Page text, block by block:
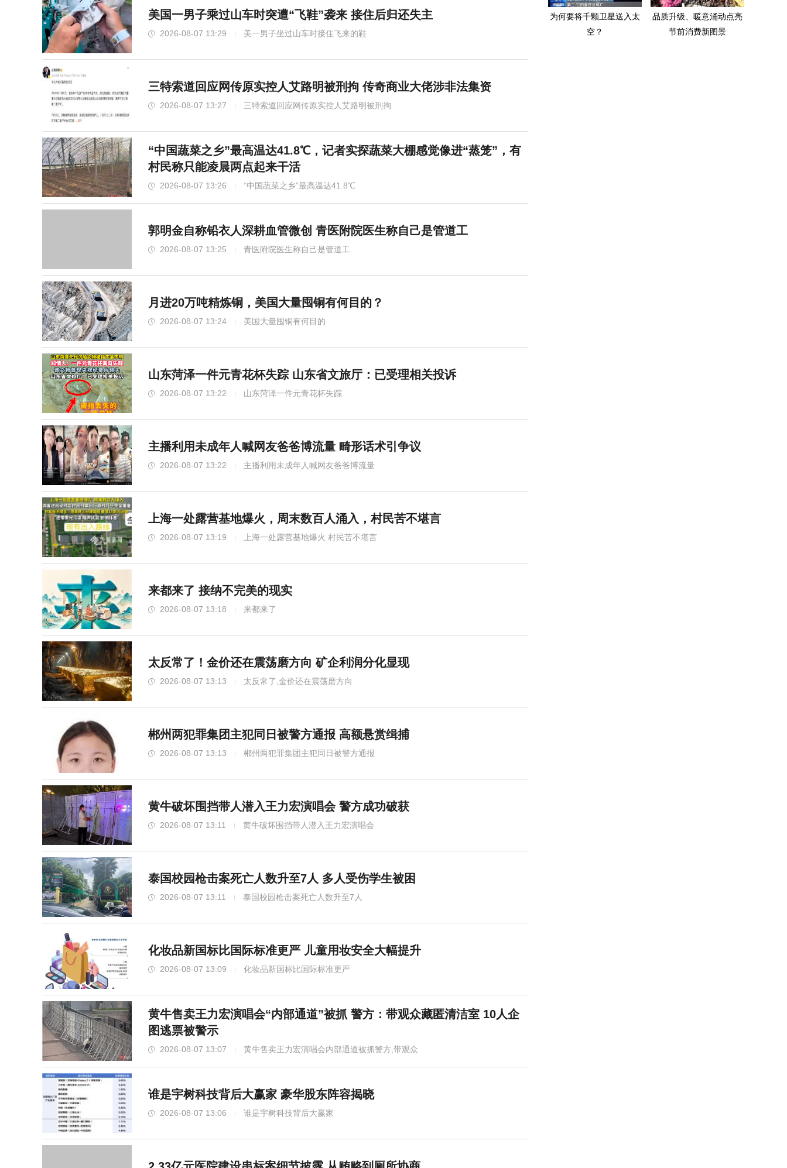
美国一男子乘过山车时突遭“飞鞋”袭来 接住后归还失主
2026-08-07 13:29 美一男子坐过山车时接住飞来的鞋
三特索道回应网传原实控人艾路明被刑拘 传奇商业大佬涉非法集资
2026-08-07 13:27 三特索道回应网传原实控人艾路明被刑拘
“中国蔬菜之乡”最高温达41.8℃，记者实探蔬菜大棚感觉像进“蒸笼”，有
村民称只能凌晨两点起来干活
2026-08-07 13:26 “中国蔬菜之乡”最高温达41.8℃
郭明金自称铅衣人深耕血管微创 青医附院医生称自己是管道工
2026-08-07 13:25 青医附院医生称自己是管道工
月进20万吨精炼铜，美国大量囤铜有何目的？
2026-08-07 13:24 美国大量囤铜有何目的
山东菏泽一件元青花杯失踪 山东省文旅厅：已受理相关投诉
2026-08-07 13:22 山东菏泽一件元青花杯失踪
主播利用未成年人喊网友爸爸博流量 畸形话术引争议
2026-08-07 13:22 主播利用未成年人喊网友爸爸博流量
上海一处露营基地爆火，周末数百人涌入，村民苦不堪言
2026-08-07 13:19 上海一处露营基地爆火 村民苦不堪言
来都来了 接纳不完美的现实
2026-08-07 13:18 来都来了
太反常了！金价还在震荡磨方向 矿企利润分化显现
2026-08-07 13:13 太反常了,金价还在震荡磨方向
郴州两犯罪集团主犯同日被警方通报 高额悬赏缉捕
2026-08-07 13:13 郴州两犯罪集团主犯同日被警方通报
黄牛破坏围挡带人潜入王力宏演唱会 警方成功破获
2026-08-07 13:11 黄牛破坏围挡带人潜入王力宏演唱会
泰国校园枪击案死亡人数升至7人 多人受伤学生被困
2026-08-07 13:11 泰国校园枪击案死亡人数升至7人
化妆品新国标比国际标准更严 儿童用妆安全大幅提升
2026-08-07 13:09 化妆品新国标比国际标准更严
黄牛售卖王力宏演唱会“内部通道”被抓 警方：带观众藏匿清洁室 10人企
图逃票被警示
2026-08-07 13:07
黄牛售卖王力宏演唱会内部通道被抓警方,带观众
谁是宇树科技背后大赢家 豪华股东阵容揭晓
2026-08-07 13:06 谁是宇树科技背后大赢家
为何要将千颗卫星送入太
空？
品质升级、暖意涌动点亮
节前消费新图景